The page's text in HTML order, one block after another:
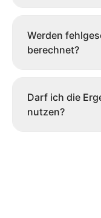
Werden
berechnet?
Darf ich die
nutzen?